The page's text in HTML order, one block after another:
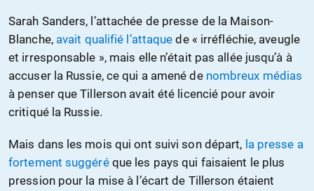
Sarah Sanders, l’attachée de presse de la Maison-
Blanche, avait qualifié l’attaque de « irréfléchie, aveugle
et irresponsable », mais elle n’était pas allée jusqu’à à
accuser la Russie, ce qui a amené de nombreux médias
à penser que Tillerson avait été licencié pour avoir
critiqué la Russie.
Mais dans les mois qui ont suivi son départ, la presse a
fortement suggéréque les pays qui faisaient le plus
pression pour la mise à l’écart de Tillerson étaient